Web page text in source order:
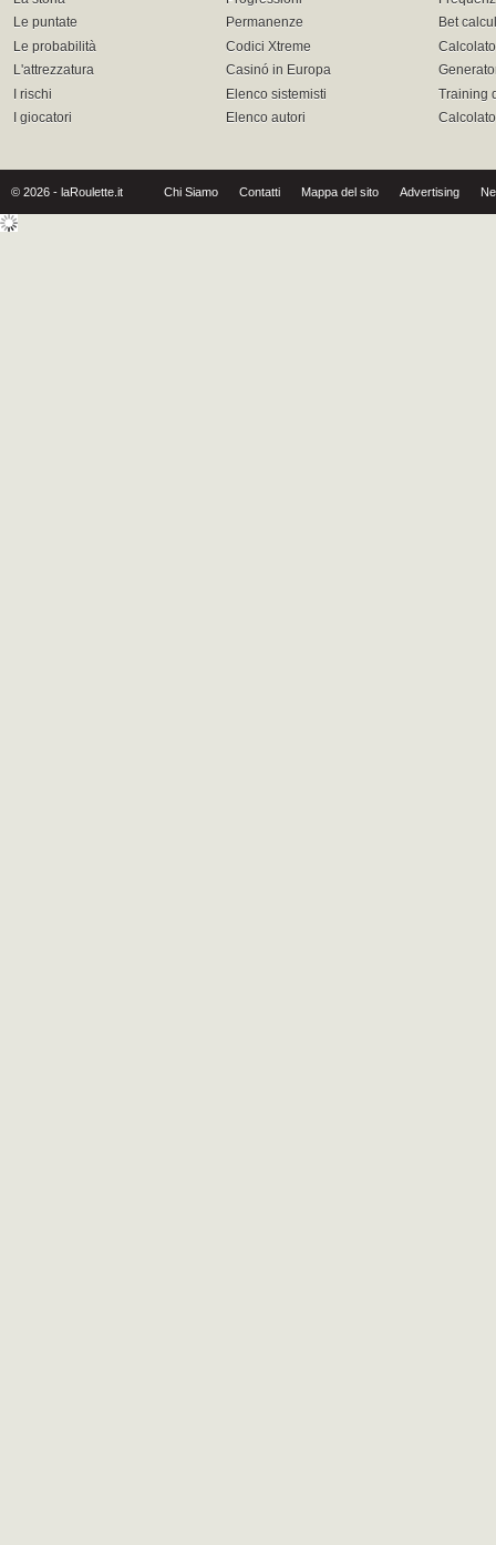
Le puntate
Le probabilità
L'attrezzatura
I rischi
I giocatori
Permanenze
Codici Xtreme
Casinó in Europa
Elenco sistemisti
Elenco autori
Bet
Training
© 2026 - laRoulette.it Chi Siamo Contatti Mappa del sito Advertising